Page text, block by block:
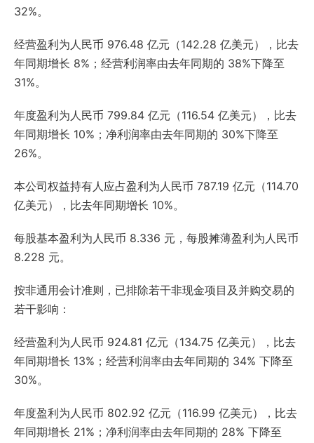
32%。
经营盈利为人民币 976.48 亿元（142.28 亿美元），比去
年同期增长 8%；经营利润率由去年同期的 38%下降至
31%。
年度盈利为人民币 799.84 亿元（116.54 亿美元），比去
年同期增长 10%；净利润率由去年同期的 30%下降至
26%。
本公司权益持有人应占盈利为人民币 787.19 亿元（114.70
亿美元），比去年同期增长 10%。
每股基本盈利为人民币 8.336 元，每股摊薄盈利为人民币
8.228 元。
按非通用会计准则，已排除若干非现金项目及并购交易的
若干影响：
经营盈利为人民币 924.81 亿元（134.75 亿美元），比去
年同期增长 13%；经营利润率由去年同期的 34% 下降至
30%。
年度盈利为人民币 802.92 亿元（116.99 亿美元），比去
年同期增长 21%；净利润率由去年同期的 28% 下降至